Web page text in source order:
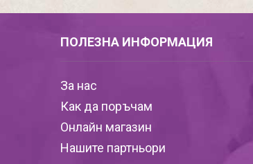
ПОЛЕЗНА ИНФОРМАЦИЯ
За нас
Как да поръчам
Онлайн магазин
Нашите партньори